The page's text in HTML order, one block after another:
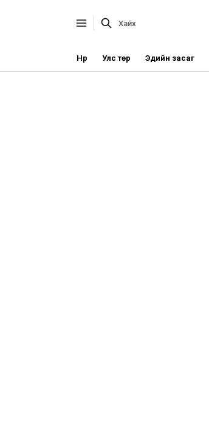
Нүүр Улс төр Эдийн засаг